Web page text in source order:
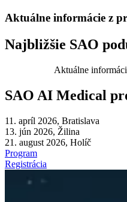
Aktuálne informácie z
Najbližšie SAO
Aktuálne
SAO AI Medical
11. apríl 2026, Bratislava
13. jún 2026, Žilina
21. august 2026, Holíč
Program
Registrácia